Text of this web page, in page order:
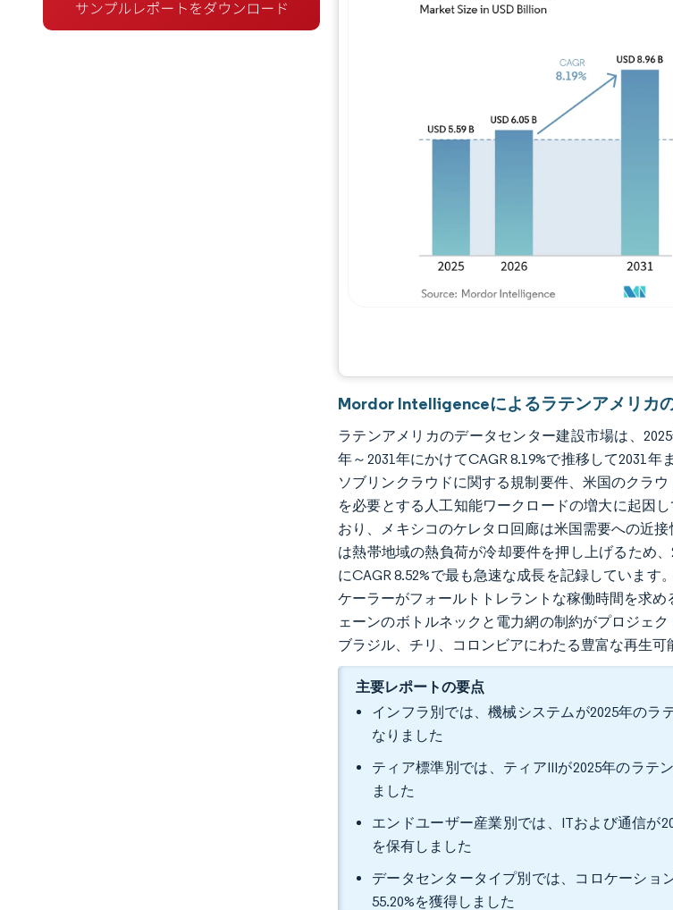
トレンドとインサイト
画像 © Mordor Intelligence
Mordor Intelligenceによるラテンアメリカ
ラテンアメリカのデータセンター建設市場は、
年～2031年にかけてCAGR 8.19%で推移して2031
ソブリンクラウドに関する規制要件、米国のクラ
を必要とする人工知能ワークロードの増大に起因
おり、メキシコのケレタロ回廊は米国需要への近
は熱帯地域の熱負荷が冷却要件を押し上げるため
にCAGR 8.52%で最も急速な成長を記録していま
ケーラーがフォールトトレラントな稼働時間を求
ェーンのボトルネックと電力網の制約がプロジェ
ブラジル、チリ、コロンビアにわたる豊富な再生
主要レポートの要点
インフラ別では、機械システムが2025年のラ
なりました
ティア標準別では、ティアIIIが2025年のラテ
ました
エンドユーザー産業別では、ITおよび通信が
を保有しました
データセンタータイプ別では、コロケーショ
55.20%を獲得しました